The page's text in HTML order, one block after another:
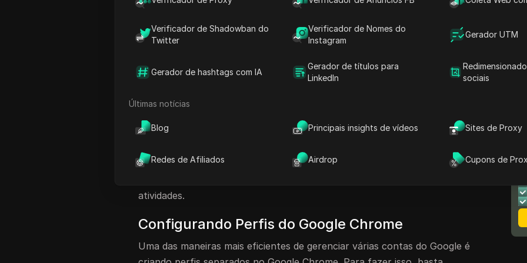
Verificador de Shadowban do
Twitter
Verificador de Nomes do
Instagram
Gerador UTM
Gerador de hashtags com IA
Gerador de títulos para
LinkedIn
sociais
Últimas notícias
Blog Principais insights de vídeos Sites de Proxy
Redes de Afiliados Airdrop Cupons de
Conclusão e Aprendizado Adicional
Introdução à Gestão de Múltiplas Contas do
um processo simples. Este guia fornecerá métodos eficazes para alternar
profissionais e indivíduos, frequentemente lidam com várias contas do
atividades.
Configurando Perfis do Google Chrome
Uma das maneiras mais eficientes de gerenciar várias contas do Google é